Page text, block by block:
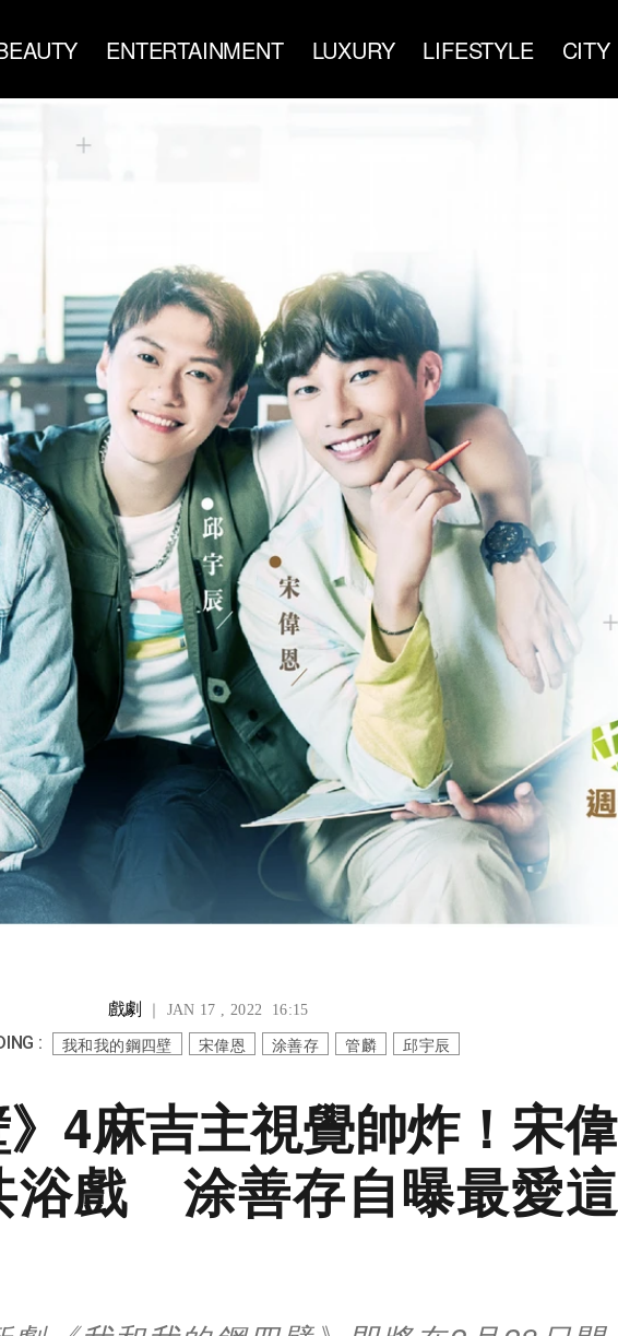
ENTERTAINMENT LUXURY LIFESTYLE CITY
戲劇 ｜ JAN 17 , 2022 16:15
: 我和我的鋼四壁 宋偉恩 涂善存 管麟 邱宇辰
》4麻吉主視覺帥炸！宋偉
浴戲 涂善存自曝最愛這